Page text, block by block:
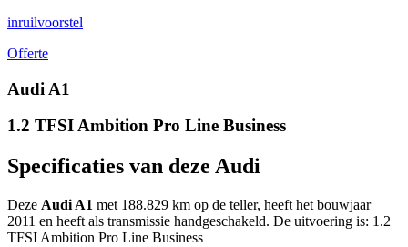
inruilvoorstel
Offerte
Audi A1
1.2 TFSI Ambition Pro Line Business
Specificaties van deze Audi
Deze Audi A1 met 188.829 km op de teller, heeft het bouwjaar
2011 en heeft als transmissie handgeschakeld. De uitvoering is: 1.2
TFSI Ambition Pro Line Business